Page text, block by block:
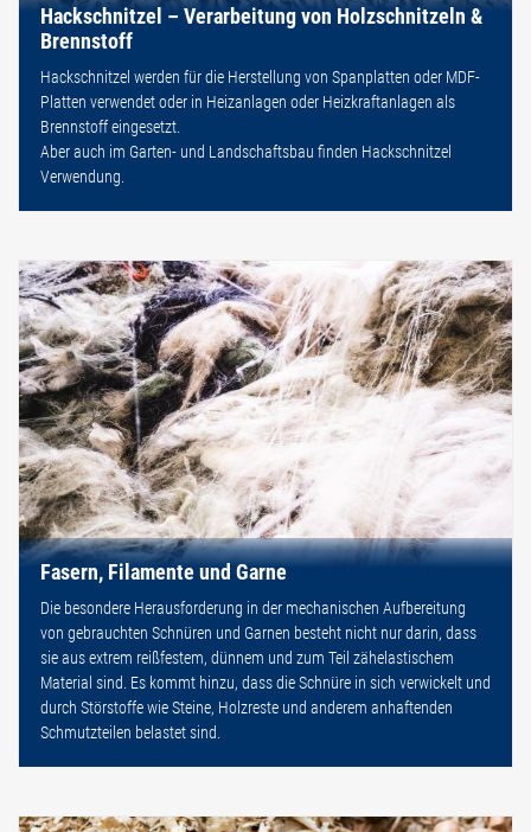
Hackschnitzel – Verarbeitung von Holzschnitzeln &
Brennstoff
Hackschnitzel werden für die Herstellung von Spanplatten oder MDF-
Platten verwendet oder in Heizanlagen oder Heizkraftanlagen als
Brennstoff eingesetzt.
Aber auch im Garten- und Landschaftsbau finden Hackschnitzel
Verwendung.
Fasern, Filamente und Garne
Die besondere Herausforderung in der mechanischen Aufbereitung
von gebrauchten Schnüren und Garnen besteht nicht nur darin, dass
sie aus extrem reißfestem, dünnem und zum Teil zähelastischem
Material sind. Es kommt hinzu, dass die Schnüre in sich verwickelt und
durch Störstoffe wie Steine, Holzreste und anderem anhaftenden
Schmutzteilen belastet sind.